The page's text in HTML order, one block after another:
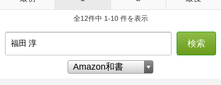
全12件中 1-10 件を表示
検索